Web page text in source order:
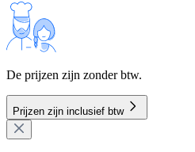
De prijzen zijn zonder btw.
Prijzen zijn inclusief btw